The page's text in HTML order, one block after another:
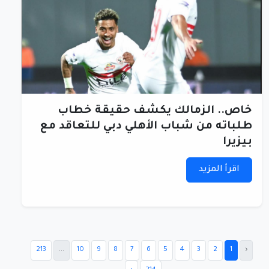
خاص.. الزمالك يكشف حقيقة خطاب
طلباته من شباب الأهلي دبي للتعاقد مع
بيزيرا
اقرأ المزيد
‹
1
2
3
4
5
6
7
8
9
10
...
213